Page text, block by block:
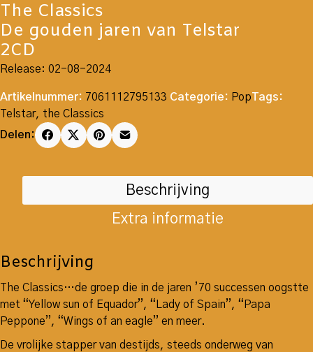
The Classics
De gouden jaren van Telstar
2CD
Release: 02-08-2024
Artikelnummer: 7061112795133 Categorie: PopTags:
Telstar, the Classics
Delen:
Beschrijving
Extra informatie
Beschrijving
The Classics…de groep die in de jaren ’70 successen oogstte
met “Yellow sun of Equador”, “Lady of Spain”, “Papa
Peppone”, “Wings of an eagle” en meer.
De vrolijke stapper van destijds, steeds onderweg van